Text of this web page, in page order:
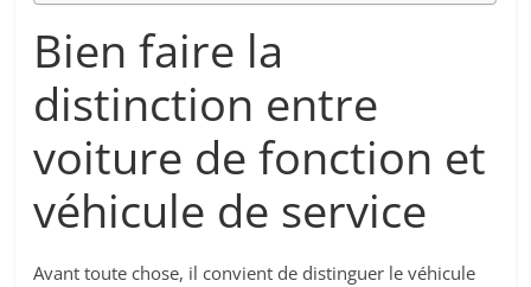
Bien faire la
distinction entre
voiture de fonction et
véhicule de service
Avant toute chose, il convient de distinguer le véhicule